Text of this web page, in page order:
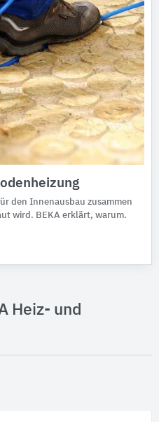
den Innenausbau zusammen
wird. BEKA erklärt, warum.
Heiz- und